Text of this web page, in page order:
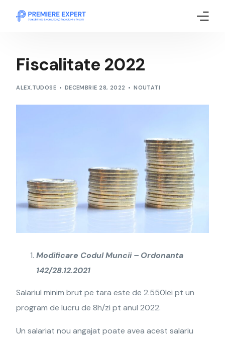
Fiscalitate 2022
ALEX.TUDOSE DECEMBRIE 28, 2022 NOUTATI
Modificare Codul Muncii – Ordonanta
142/28.12.2021
Salariul minim brut pe tara este de 2.550lei pt un
program de lucru de 8h/zi pt anul 2022.
Un salariat nou angajat poate avea acest salariu
Servicii
Blog
Contact